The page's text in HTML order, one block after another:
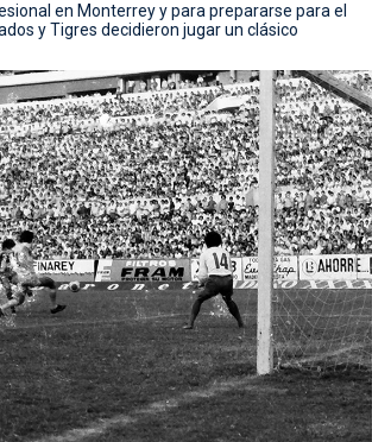
en Monterrey y para prepararse para el
y Tigres decidieron jugar un clásico